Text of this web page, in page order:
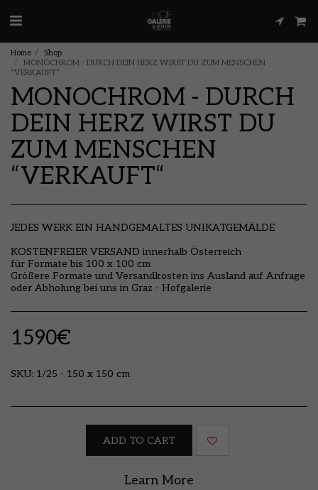
Home
Shop
MONOCHROM - DURCH DEIN HERZ WIRST DU ZUM MENSCHEN
“VERKAUFT“
MONOCHROM - DURCH
DEIN HERZ WIRST DU
ZUM MENSCHEN
“VERKAUFT“
JEDES WERK EIN HANDGEMALTES UNIKATGEMÄLDE
KOSTENFREIER VERSAND innerhalb Österreich
für Formate bis 100 x 100 cm
Größere Formate und Versandkosten ins Ausland auf Anfrage
oder Abholung bei uns in Graz - Hofgalerie
1590€
SKU: 1/25 - 150 x 150 cm
ADD TO CART
Learn More